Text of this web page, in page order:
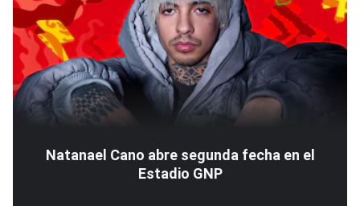
Natanael Cano abre segunda fecha en el
Estadio GNP